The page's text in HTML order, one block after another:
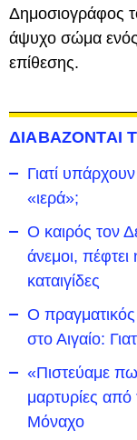
Δημοσιογράφος
άψυχο σώμα ενός
επίθεσης.
ΔΙΑΒΑΖΟΝΤΑΙ
Γιατί
«ιερά»;
Ο καιρός τον
άνεμοι,
καταιγίδες
Ο
στο Αιγαίο:
«Πιστεύαμε
μαρτυρίες
Μόναχο